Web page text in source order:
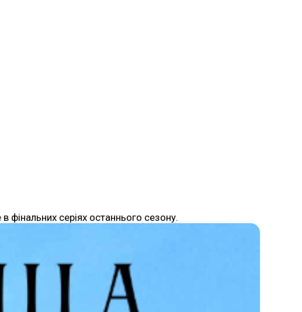
фінальних серіях останнього сезону.